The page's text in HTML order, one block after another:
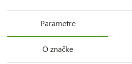
Parametre
O značke